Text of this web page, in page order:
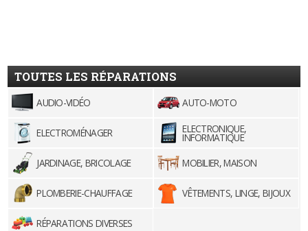
TOUTES LES RÉPARATIONS
AUDIO-VIDÉO AUTO-MOTO
ELECTROMÉNAGER ELECTRONIQUE,
INFORMATIQUE
JARDINAGE, BRICOLAGE
MOBILIER, MAISON
PLOMBERIE-CHAUFFAGE VÊTEMENTS, LINGE, BIJOUX
RÉPARATIONS DIVERSES